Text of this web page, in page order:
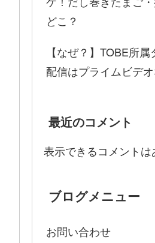
どこ？
【なぜ？】TOBE所
配信はプライムビデオ
最近のコメント
表示できるコメントは
ブログメニュー
お問い合わせ